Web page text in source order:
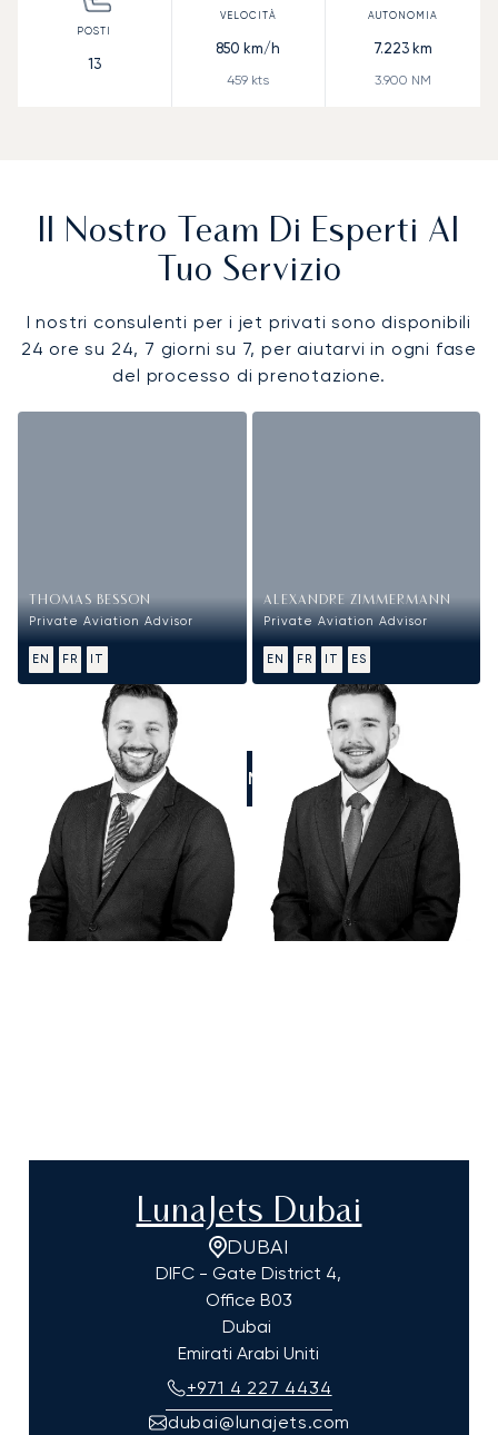
13
850 km/h
459 kts
7.223 km
3.900 NM
Il Nostro Team Di Esperti Al
Tuo Servizio
I nostri consulenti per i jet privati sono disponibili
24 ore su 24, 7 giorni su 7, per aiutarvi in ogni fase
del processo di prenotazione.
THOMAS BESSON
Private Aviation Advisor
EN FR IT
ALEXANDRE ZIMMERMANN
Private Aviation Advisor
EN FR IT ES
CHIAMACI
LunaJets Dubai
DUBAI
DIFC - Gate District 4,
Office B03
Dubai
Emirati Arabi Uniti
+971 4 227 4434
dubai@lunajets.com